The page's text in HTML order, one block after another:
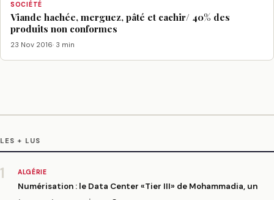
SOCIÉTÉ
Viande hachée, merguez, pâté et cachir/ 40% des
produits non conformes
23 Nov 2016· 3 min
LES + LUS
1 ALGÉRIE
Numérisation : le Data Center «Tier III» de Mohammadia, un